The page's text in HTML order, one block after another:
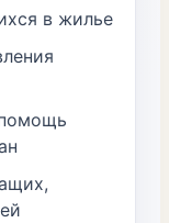
в жилье